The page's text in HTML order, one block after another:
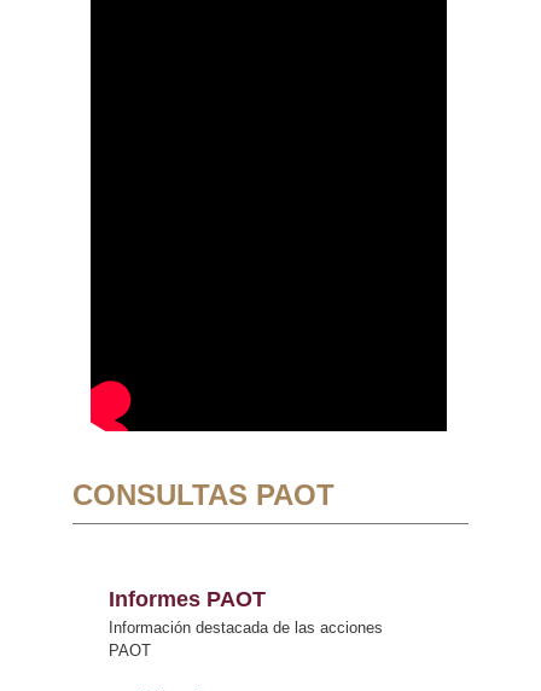
CONSULTAS PAOT
Informes PAOT
Información destacada de las acciones
PAOT